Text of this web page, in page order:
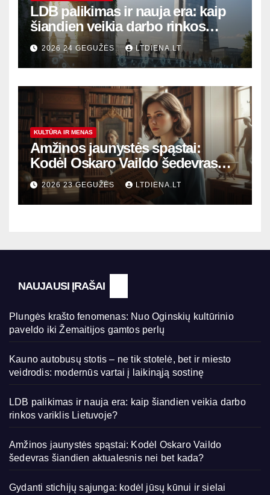
LDB palikimas ir nauja era: kaip
šiandien veikia darbo rinkos
variklis Lietuvoje?
2026 24 GEGUŽĖS LTDIENA.LT
KULTŪRA IR MENAS
Amžinos jaunystės spąstai:
Kodėl Oskaro Vaildo šedevras
šiandien aktualesnis nei bet
kada?
2026 23 GEGUŽĖS LTDIENA.LT
NAUJAUSI ĮRAŠAI
Plungės krašto fenomenas: Nuo Oginskių kultūrinio
paveldo iki Žemaitijos gamtos perlų
Kauno autobusų stotis – ne tik stotelė, bet ir miesto
veidrodis: modernūs vartai į laikinąją sostinę
LDB palikimas ir nauja era: kaip šiandien veikia darbo
rinkos variklis Lietuvoje?
Amžinos jaunystės spąstai: Kodėl Oskaro Vaildo
šedevras šiandien aktualesnis nei bet kada?
Gydanti stichijų sąjunga: kodėl jūsų kūnui ir sielai